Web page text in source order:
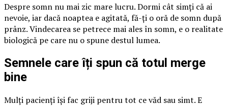
Despre somn nu mai zic mare lucru. Dormi cât simți că ai
nevoie, iar dacă noaptea e agitată, fă-ți o oră de somn după
prânz. Vindecarea se petrece mai ales în somn, e o realitate
biologică pe care nu o spune destul lumea.
Semnele care îți spun că totul merge
bine
Mulți pacienți își fac griji pentru tot ce văd sau simt. E